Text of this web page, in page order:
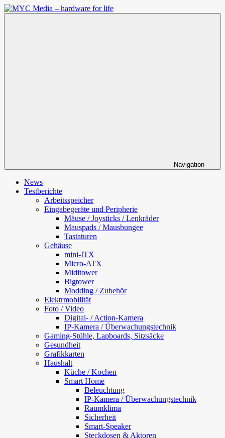
Zum
Inhalt
Navigation
News
Testberichte
Arbeitsspeicher
Eingabegeräte und Peripherie
Mäuse / Joysticks / Lenkräder
Mauspads / Mausbungee
Tastaturen
Gehäuse
mini-ITX
Micro-ATX
Miditower
Bigtower
Modding / Zubehör
Elektrmobilität
Foto / Video
Digital- / Action-Kamera
IP-Kamera / Überwachungstechnik
Gaming-Stühle, Lapboards, Sitzsäcke
Gesundheit
Grafikkarten
Haushalt
Küche / Kochen
Smart Home
Beleuchtung
IP-Kamera / Überwachungstechnik
Raumklima
Sicherheit
Smart-Speaker
Steckdosen & Aktoren